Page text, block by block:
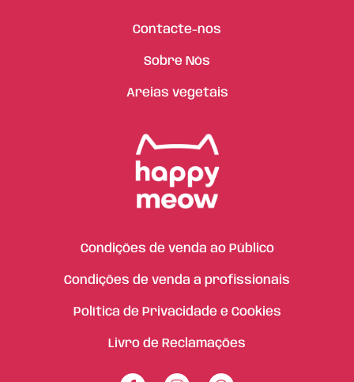
Contacte-nos
Sobre Nós
Areias vegetais
Condições de venda ao Público
Condições de venda a profissionais
Política de Privacidade e Cookies
Livro de Reclamações